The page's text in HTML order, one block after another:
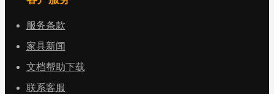
服务条款
家具新闻
文档帮助下载
联系客服